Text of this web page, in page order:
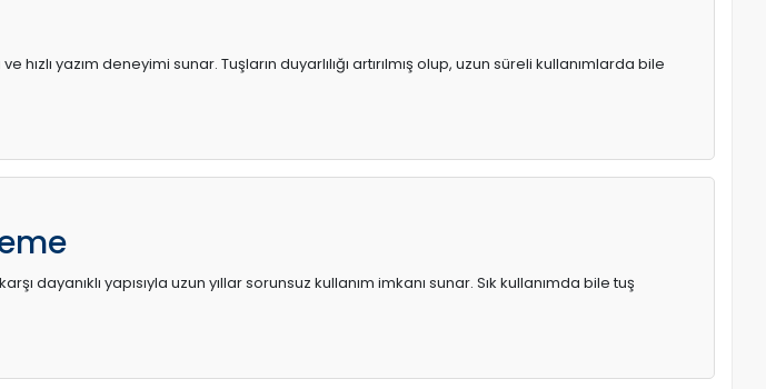
yazım deneyimi sunar. Tuşların duyarlılığı artırılmış olup, uzun süreli kullanımlarda bile
dayanıklı yapısıyla uzun yıllar sorunsuz kullanım imkanı sunar. Sık kullanımda bile tuş